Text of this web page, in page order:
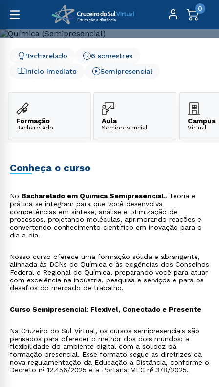
0
Graduação
Engenharia e Tecnologia
Química (Semipresencial)
Início Imediato
6 semestres
Bacharelado
Semipresencial
Formação
Bacharelado
Aula
Semipresencial
Campus
Virtual
Conheça o curso
No Bacharelado em Química Semipresencial,, teoria e
prática se integram para que você desenvolva
competências em síntese, análise e otimização de
processos, projetando moléculas, aprimorando reações e
convertendo conhecimento científico em inovação para o
dia a dia.
Nosso curso oferece uma formação sólida e abrangente,
alinhada às DCNs de Química e às exigências dos Conselhos
Federal e Regional de Química, preparando você para atuar
com excelência na indústria, pesquisa e serviços e para os
desafios do mercado de trabalho.
Curso Semipresencial: Flexível, Conectado e Presente
Na Cruzeiro do Sul Virtual, os cursos semipresenciais são
pensados para oferecer o melhor dos dois mundos: a
flexibilidade do ambiente digital com a solidez da
formação presencial. Esse formato segue as diretrizes da
nova regulamentação da Educação a Distância, conforme o
Decreto nº 12.456/2025 e a Portaria MEC nº 378/2025.